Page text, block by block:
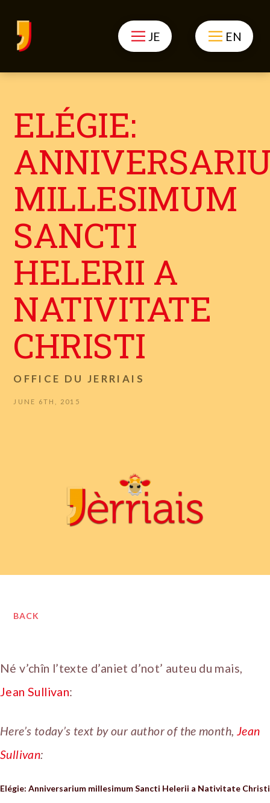
JE EN
ELÉGIE:
MILLESIMUM
SANCTI
HELERII A
NATIVITATE
CHRISTI
OFFICE DU JERRIAIS
JUNE 6TH, 2015
BACK
Né v’chîn l’texte d’aniet d’not’ auteu du mais,
Jean Sullivan:
Here’s today’s text by our author of the month, Jean
Sullivan:
Elégie: Anniversarium millesimum Sancti Helerii a Nativitate Christi